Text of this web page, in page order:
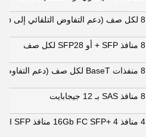
8 لكل صف (دعم التفاوض التلقائي إلى 16Gb)
8 منافذ SFP + أو SFP28 لكل صف
8 منفذات BaseT لكل صف (دعم التفاوض التلقائي إلى 1Gb فقط)
8 منافذ SAS بـ 12 جيجابايت
4 منافذ 16Gb FC SFP+ 4 منافذ 10Gb iSCSI SFP+